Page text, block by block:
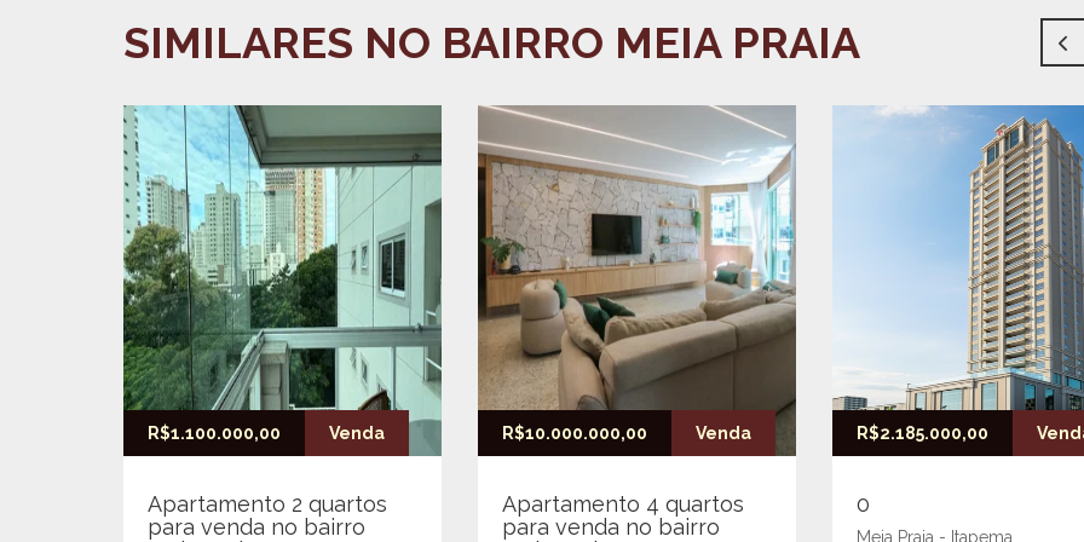
SIMILARES NO BAIRRO MEIA PRAIA
R$1.100.000,00 Venda
Apartamento 2 quartos
para venda no bairro
R$10.000.000,00 Venda
Apartamento 4 quartos
para venda no bairro
R$2.185.000,00
0
Meia Praia - Itapema